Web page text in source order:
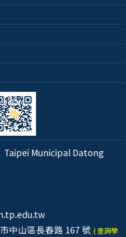
Taipei Municipal Datong
中山區長春路 167 號 ( 查詢學